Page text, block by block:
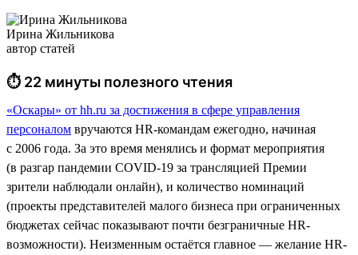
Ирина Жильникова
автор статей
⏱ 22 минуты полезного чтения
«Оскары» от hh.ru за достижения в сфере управления
персоналом вручаются HR-командам ежегодно, начиная
с 2006 года. За это время менялись и формат мероприятия
(в разгар пандемии COVID-19 за трансляцией Премии
зрители наблюдали онлайн), и количество номинаций
(проекты представителей малого бизнеса при ограниченных
бюджетах сейчас показывают почти безграничные HR-
возможности). Неизменным остаётся главное — желание HR-